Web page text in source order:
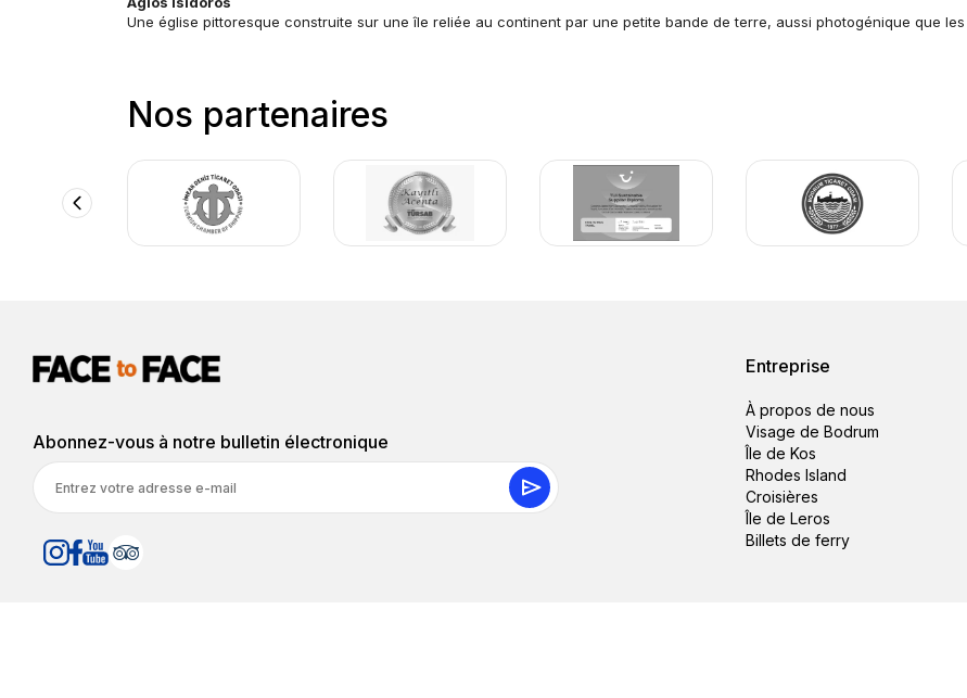
Une église pittoresque construite sur une île reliée au continent par une petite bande de terre, aussi photogénique que
Nos partenaires
Abonnez-vous à notre bulletin électronique
Entreprise
À propos de nous
Visage de Bodrum
Île de Kos
Rhodes Island
Croisières
Île de Leros
Billets de ferry